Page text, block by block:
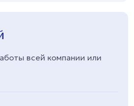
всей компании или